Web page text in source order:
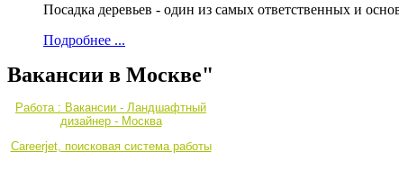
Посадка деревьев - один из самых ответственных и
Подробнее ...
Вакансии в Москве"
Работа : Вакансии - Ландшафтный
дизайнер - Москва
Careerjet, поисковая система работы